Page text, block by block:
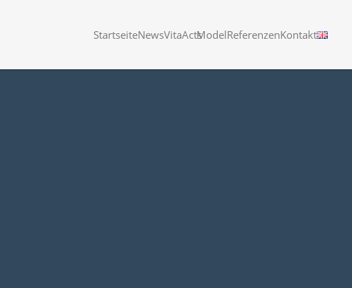
StartseiteNewsVitaActsModelReferenzenKontakt